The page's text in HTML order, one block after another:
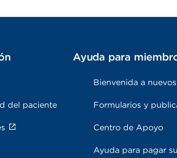
del paciente
Ayuda para
Bienvenida a
Formularios y
Centro de Apoyo
Ayuda para pagar